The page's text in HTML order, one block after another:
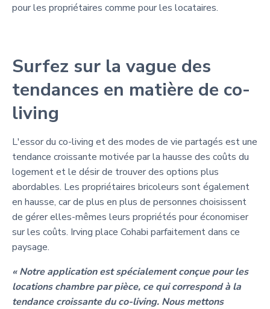
pour les propriétaires comme pour les locataires.
Surfez sur la vague des
tendances en matière de co-
living
L'essor du co-living et des modes de vie partagés est une
tendance croissante motivée par la hausse des coûts du
logement et le désir de trouver des options plus
abordables. Les propriétaires bricoleurs sont également
en hausse, car de plus en plus de personnes choisissent
de gérer elles-mêmes leurs propriétés pour économiser
sur les coûts. Irving place Cohabi parfaitement dans ce
paysage.
« Notre application est spécialement conçue pour les
locations chambre par pièce, ce qui correspond à la
tendance croissante du co-living. Nous mettons